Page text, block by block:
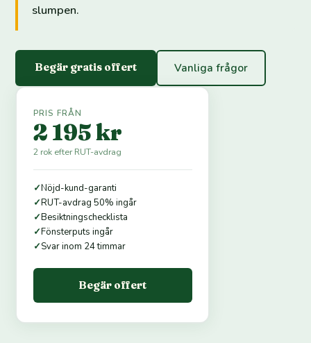
slumpen.
Begär gratis offert Vanliga frågor
PRIS FRÅN
2 195 kr
2 rok efter RUT-avdrag
✓Nöjd-kund-garanti
✓RUT-avdrag 50% ingår
✓Besiktningschecklista
✓Fönsterputs ingår
✓Svar inom 24 timmar
Begär offert